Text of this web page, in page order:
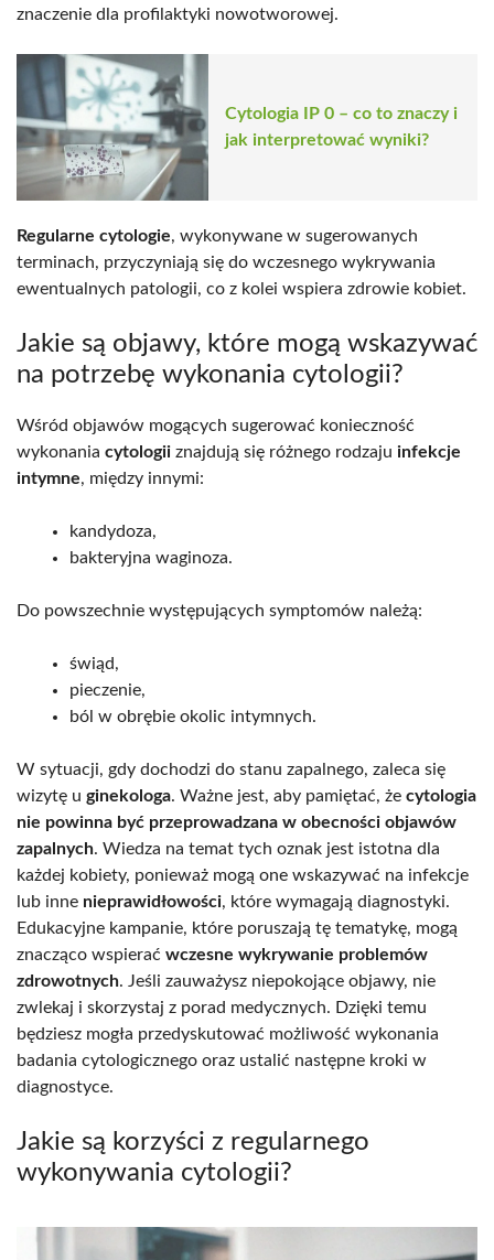
znaczenie dla profilaktyki nowotworowej.
Cytologia IP 0 – co to znaczy i
jak interpretować wyniki?
Regularne cytologie, wykonywane w sugerowanych
terminach, przyczyniają się do wczesnego wykrywania
ewentualnych patologii, co z kolei wspiera zdrowie kobiet.
Jakie są objawy, które mogą wskazywać
na potrzebę wykonania cytologii?
Wśród objawów mogących sugerować konieczność
wykonania cytologii znajdują się różnego rodzaju infekcje
intymne, między innymi:
kandydoza,
bakteryjna waginoza.
Do powszechnie występujących symptomów należą:
świąd,
pieczenie,
ból w obrębie okolic intymnych.
W sytuacji, gdy dochodzi do stanu zapalnego, zaleca się
wizytę u ginekologa. Ważne jest, aby pamiętać, że cytologia
nie powinna być przeprowadzana w obecności objawów
zapalnych. Wiedza na temat tych oznak jest istotna dla
każdej kobiety, ponieważ mogą one wskazywać na infekcje
lub inne nieprawidłowości, które wymagają diagnostyki.
Edukacyjne kampanie, które poruszają tę tematykę, mogą
znacząco wspierać wczesne wykrywanie problemów
zdrowotnych. Jeśli zauważysz niepokojące objawy, nie
zwlekaj i skorzystaj z porad medycznych. Dzięki temu
będziesz mogła przedyskutować możliwość wykonania
badania cytologicznego oraz ustalić następne kroki w
diagnostyce.
Jakie są korzyści z regularnego
wykonywania cytologii?